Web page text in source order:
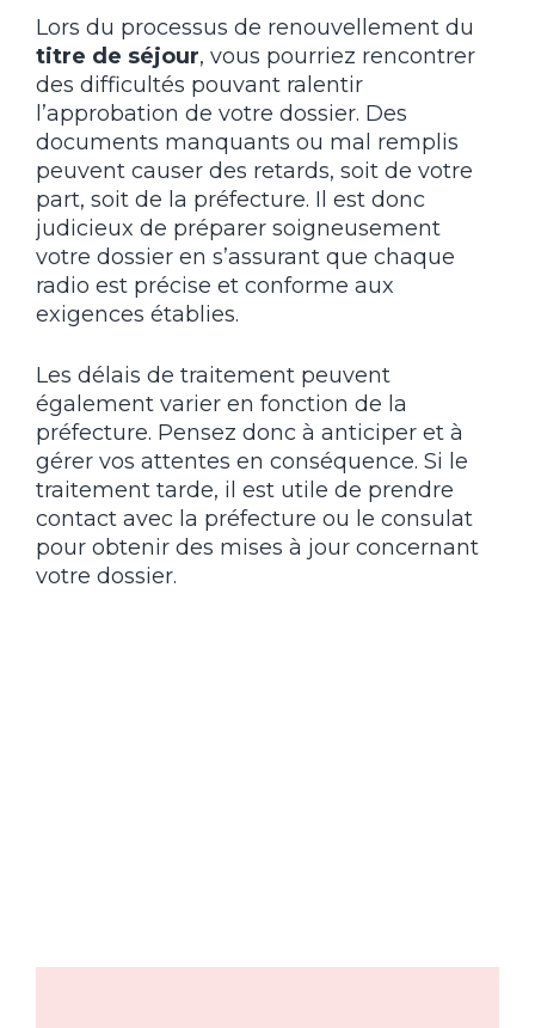
Lors du processus de renouvellement du
titre de séjour, vous pourriez rencontrer
des difficultés pouvant ralentir
l’approbation de votre dossier. Des
documents manquants ou mal remplis
peuvent causer des retards, soit de votre
part, soit de la préfecture. Il est donc
judicieux de préparer soigneusement
votre dossier en s’assurant que chaque
radio est précise et conforme aux
exigences établies.
Les délais de traitement peuvent
également varier en fonction de la
préfecture. Pensez donc à anticiper et à
gérer vos attentes en conséquence. Si le
traitement tarde, il est utile de prendre
contact avec la préfecture ou le consulat
pour obtenir des mises à jour concernant
votre dossier.